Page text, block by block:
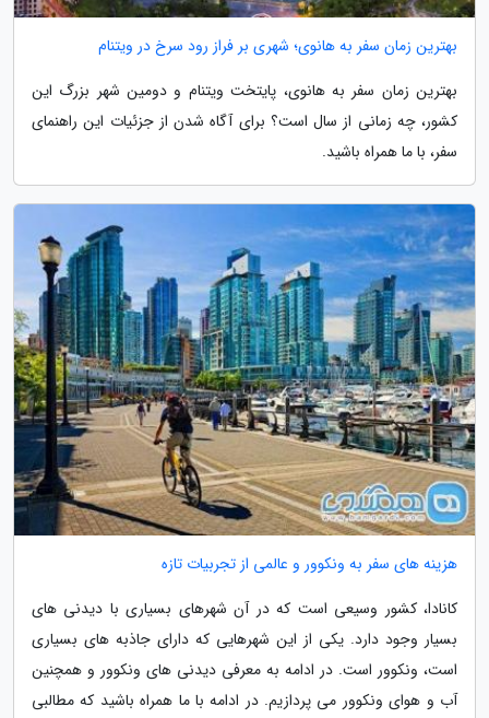
بهترین زمان سفر به هانوی؛ شهری بر فراز رود سرخ در ویتنام
بهترین زمان سفر به هانوی، پایتخت ویتنام و دومین شهر بزرگ این
کشور، چه زمانی از سال است؟ برای آگاه شدن از جزئیات این راهنمای
سفر، با ما همراه باشید.
هزینه های سفر به ونکوور و عالمی از تجربیات تازه
کانادا، کشور وسیعی است که در آن شهرهای بسیاری با دیدنی های
بسیار وجود دارد. یکی از این شهرهایی که دارای جاذبه های بسیاری
است، ونکوور است. در ادامه به معرفی دیدنی های ونکوور و همچنین
آب و هوای ونکوور می پردازیم. در ادامه با ما همراه باشید که مطالبی